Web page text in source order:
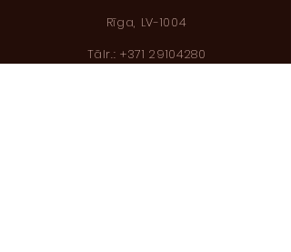
Rīga, LV-1004
Tālr.: +371 29104280